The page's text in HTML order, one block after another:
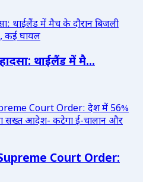
थाईलैंड में मै...
Court Order: